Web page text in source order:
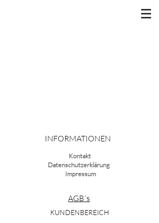
INFORMATIONEN
Kontakt
Datenschutzerklärung
Impressum
AGB´s
KUNDENBEREICH